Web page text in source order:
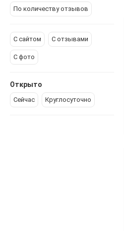
По количеству отзывов
С сайтом С отзывами
С фото
Открыто
Сейчас Круглосуточно